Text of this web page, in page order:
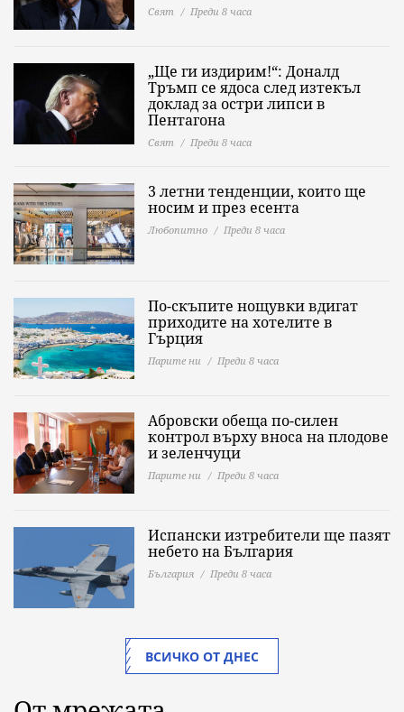
Свят Преди 8 часа
„Ще ги издирим!“: Доналд
Тръмп се ядоса след изтекъл
доклад за остри липси в
Пентагона
Свят Преди 8 часа
3 летни тенденции, които ще
носим и през есента
Любопитно Преди 8 часа
По-скъпите нощувки вдигат
приходите на хотелите в
Гърция
Парите ни Преди 8 часа
Абровски обеща по-силен
контрол върху вноса на плодове
и зеленчуци
Парите ни Преди 8 часа
Испански изтребители ще пазят
небето на България
България Преди 8 часа
ВСИЧКО ОТ ДНЕС